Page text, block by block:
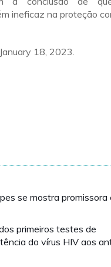
ineficaz na proteção
18, 2023.
se mostra promissora
primeiros testes de
do vírus HIV aos